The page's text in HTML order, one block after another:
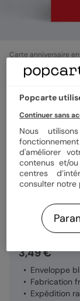
Carte anniversaire
Mickey
Format
Papier
Quantité
3,49 €
Enveloppe
Fabrication
Expédition
Popcarte
Continuer sans
Nous
d'améliorer
contenus et/
centres
consulter notre